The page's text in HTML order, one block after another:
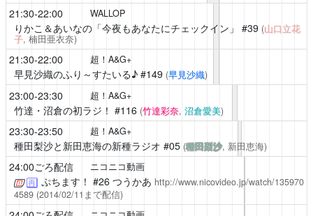
21:30-22:00 WALLOP
りかこ＆あいなの「今夜もあなたにチェックイン」 #39 (山口立花
子, 楠田亜衣奈)
21:30-22:00 超！A&G+
早見沙織のふり～すたいる♪#149 (早見沙織)
23:00-23:30 超！A&G+
竹達・沼倉の初ラジ！ #116 (竹達彩奈, 沼倉愛美)
23:30-23:50 超！A&G+
種田梨沙と新田恵海の新種ラジオ #05 (種田梨沙, 新田恵海)
24:00ごろ配信 ニコニコ動画
再 ぷちます！ #26 つうかあ http://www.nicovideo.jp/watch/135970
4589(2014/02/11まで配信)